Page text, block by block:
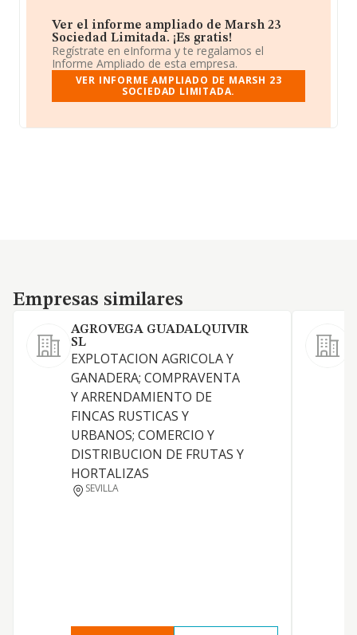
Ver el informe ampliado de Marsh 23
Sociedad Limitada. ¡Es gratis!
Regístrate en eInforma y te regalamos el
Informe Ampliado de esta empresa.
VER INFORME AMPLIADO DE MARSH 23
SOCIEDAD LIMITADA.
Empresas similares
Empresas similares
AGROVEGA GUADALQUIVIR
SL
EXPLOTACION AGRICOLA Y
GANADERA; COMPRAVENTA
Y ARRENDAMIENTO DE
FINCAS RUSTICAS Y
URBANOS; COMERCIO Y
DISTRIBUCION DE FRUTAS Y
HORTALIZAS
SEVILLA